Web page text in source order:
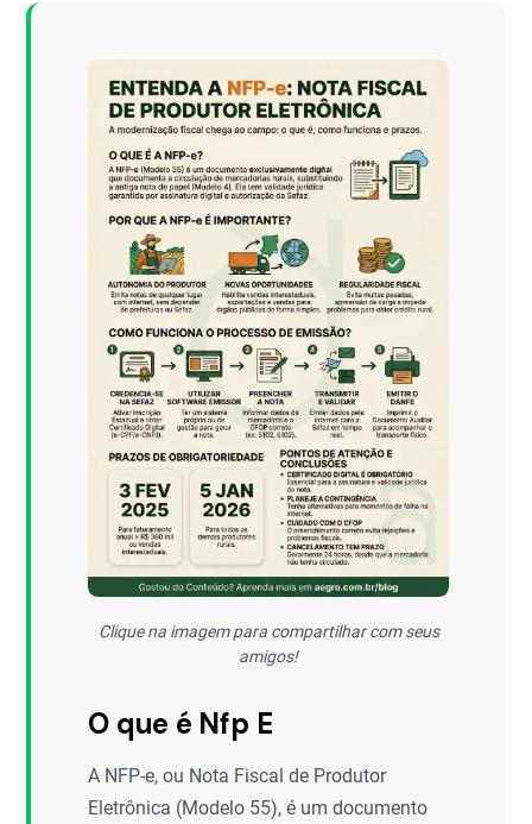
Clique na imagem para compartilhar com seus
amigos!
O que é Nfp E
A NFP-e, ou Nota Fiscal de Produtor
Eletrônica (Modelo 55), é um documento